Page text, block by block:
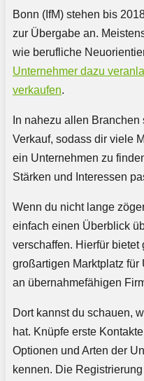
Bonn (IfM) stehen bis
zur Übergabe an.
wie berufliche
Unternehmer dazu
verkaufen.
In nahezu allen
Verkauf, sodass dir viele
ein Unternehmen zu
Stärken und Interessen
Wenn du nicht lange
einfach einen Überblick
verschaffen. Hierfür bietet
großartigen Marktplatz für
an übernahmefähigen
Dort kannst du schauen,
hat. Knüpfe erste
Optionen und Arten der
kennen. Die